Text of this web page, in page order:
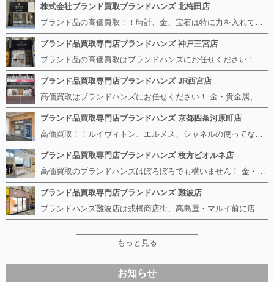
株式会社ブランド買取ブランドハンズ 北梅田店
ブランド品の高価買取！！時計、金、宝石は特に力を入れています！ ルイヴィトン、シャネル、ロレックス、エルメスはもちろん、グッチ、プラダ、セリーヌ、フェンディなどなど、 その他ブランド食器、銀シルバー製品、美容機器、脱毛器、スマホなど幅広く取り扱っているので まずは無料査定にお越しください！ 手数料は全て無料！全国対応の宅配買取も行っておりますのでお気軽にご連絡下さい！
ブランド品買取専門店ブランドハンズ 神戸三宮店
ブランド品の高価買取はブランドハンズにお任せください！！ 高騰し続けている金・貴金属はもちろん、ルイヴィトン、エルメス、シャネル、ロレックスは特に力を入れております。 その他ブランド食器、銀シルバー製品、美容機器、脱毛器、スマホなど幅広く取り扱っております！ 鑑定士は経験豊富で親切丁寧な対応を心がけております。 鑑定書がないものでもしっかり見させて頂きます。
ブランド品買取専門店ブランドハンズ JR西宮店
高価買取はブランドハンズにお任せください！ 金・貴金属、ルイヴィトン、エルメス、シャネル、ロレックスは特に力を入れておりますが、 他店で断られたボロボロになったバッグや財布、壊れたブランド品、時計、千切れた貴金属もお買取り可能です。 経験豊富な鑑定士が宝石やダイヤモンドの鑑定書がないものでもしっかり見させて頂きます。 その他ブランド食器、銀シルバー製品、美容機器、脱毛器、スマホなど幅広く取り扱っております！ 是非お気軽にお越しください。
ブランド品買取専門店ブランドハンズ 京都四条河原町店
高価買取！！ルイヴィトン、エルメス、シャネルの使ってないものなど ブランドハンズならボロボロでも構いません。 他店に断られたものも当店ならお買取り可能です！ ロレックスやフェンディ、グッチも大歓迎です！ ブランド品や貴金属、時計、宝石、ダイヤモンドは特に高価買取ですのでお査定だけでもお待ちしております。
ブランド品買取専門店ブランドハンズ 枚方ビオルネ店
高価買取のブランドハンズはぼろぼろでも構いません！ 金・貴金属、ルイヴィトンやエルメス、シャネルの使ってないものはございませんか？ 他店に断られたものも当店ならお買取り可能です！ ロレックスやフェンディ、グッチも大歓迎！ ブランド品や貴金属、時計、宝石、ダイヤモンドは特に高価買取ですがブランド食器、スマホ、美容機器、銀製品など幅広く取り扱っております。
ブランド品買取専門店ブランドハンズ 難波店
ブランドハンズ難波店は戎橋商店街、高島屋・マルイ前に店舗があります！ ボロボロのルイヴィトン、エルメス、シャネルも高価買取！！ ぼろぼろのものでもブランドハンズなら高くお買取り致します！ ブランド香水や化粧品、動かない時計、ロレックスは特に高価買取です。 貴金属や宝石、ダイヤモンドの鑑定書がないものでもしっかり見させて頂きます。 是非お気軽にお越しください。
もっと見る
お知らせ